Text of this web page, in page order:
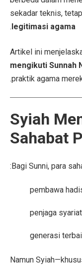
sekadar teknis,
legitimasi agama
.
Artikel ini
mengikuti Sunnah
praktik agama
1. Syiah
Sahabat
Bagi Sunni, para
pembawa
penjaga syariat
generasi
Namun